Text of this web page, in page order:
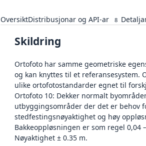
OversiktDistribusjonar og API-ar 8
Skildring
Ortofoto har samme geometriske
og kan knyttes til et referansesystem.
ulike ortofotostandarder egnet til
Ortofoto 10: Dekker normalt
utbyggingsområder der det er behov
stedfestingsnøyaktighet og høy
Bakkeoppløsningen er som regel 0,04
Nøyaktighet ± 0.35 m.